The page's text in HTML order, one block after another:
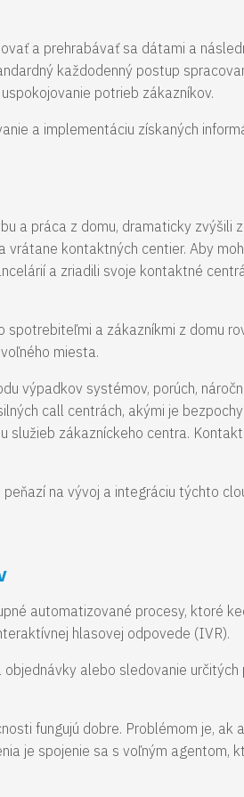
a prehrabávať sa dátami a
každodenný postup
potrieb zákazníkov.
a implementáciu získaných
a práca z domu, dramaticky zvýšili
kontaktných centier. Aby
a zriadili svoje kontaktné
a zákazníkmi z domu
miesta.
výpadkov systémov, porúch,
call centrách, akými je
zákazníckeho centra.
na vývoj a integráciu týchto
automatizované procesy, ktoré
hlasovej odpovede (IVR).
alebo sledovanie
fungujú dobre. Problémom je, ak
je spojenie sa s voľným agentom,